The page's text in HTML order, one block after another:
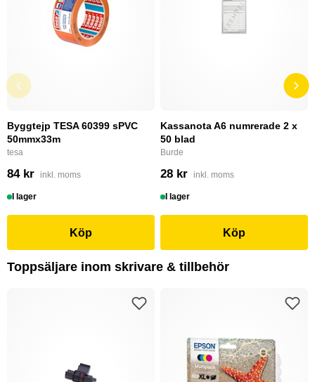
Byggtejp TESA 60399 sPVC
50mmx33m
tesa
84 kr inkl. moms
I lager
Köp
Kassanota A6 numrerade 2 x
50 blad
Burde
28 kr inkl. moms
I lager
Köp
Toppsäljare inom skrivare & tillbehör